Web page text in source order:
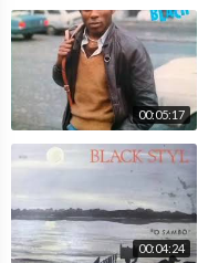
00:05:17
00:04:24